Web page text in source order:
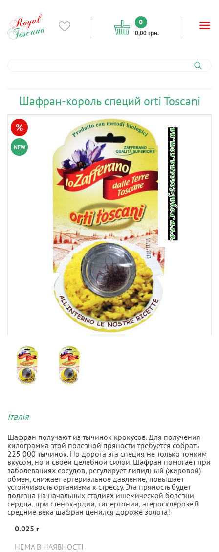
0
0,00 грн.
Шафран-король специй orti Toscani
NEW
%
Італія
Шафран получают из тычинок крокусов. Для получения
килограмма этой полезной пряности требуется собрать
225 000 тычинок. Но дорога эта специя не только тонким
вкусом, но и своей целебной силой. Шафран помогает при
заболеваниях сосудов, регулирует липидный (жировой)
обмен, снижает артериальное давление, повышает
устойчивость организма к стрессу. Эта пряность будет
полезна на начальных стадиях ишемической болезни
сердца, при стенокардии, гипертонии, атеросклерозе.В
средние века шафран ценился дороже золота!
0.025 г
НЕМА В НАЯВНОСТІ